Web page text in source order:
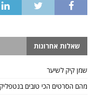
שאלות אחרונות
שמן קיק לשיער
מהם הסרטים הכי טובים